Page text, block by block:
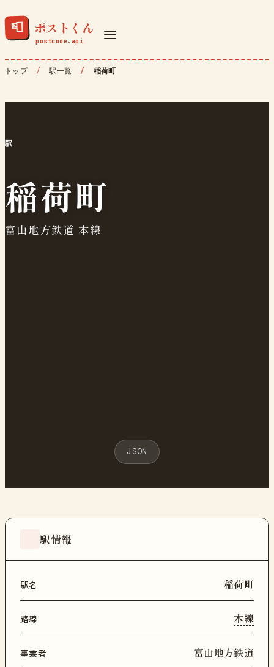
📮 ポストくん
トップ 駅一覧 稲荷町
駅
稲荷町
富山地方鉄道 本線
JSON
駅情報
駅名 稲荷町
路線 本線
事業者 富山地方鉄道